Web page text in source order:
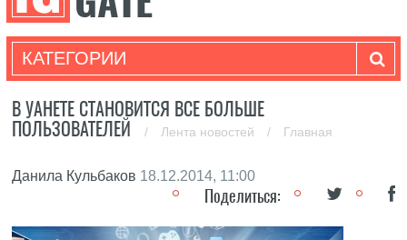
КАТЕГОРИИ
В УАНЕТЕ СТАНОВИТСЯ ВСЕ БОЛЬШЕ
ПОЛЬЗОВАТЕЛЕЙ
/ Лента новостей / Главная
Данила Кульбаков 18.12.2014, 11:00
Поделиться: